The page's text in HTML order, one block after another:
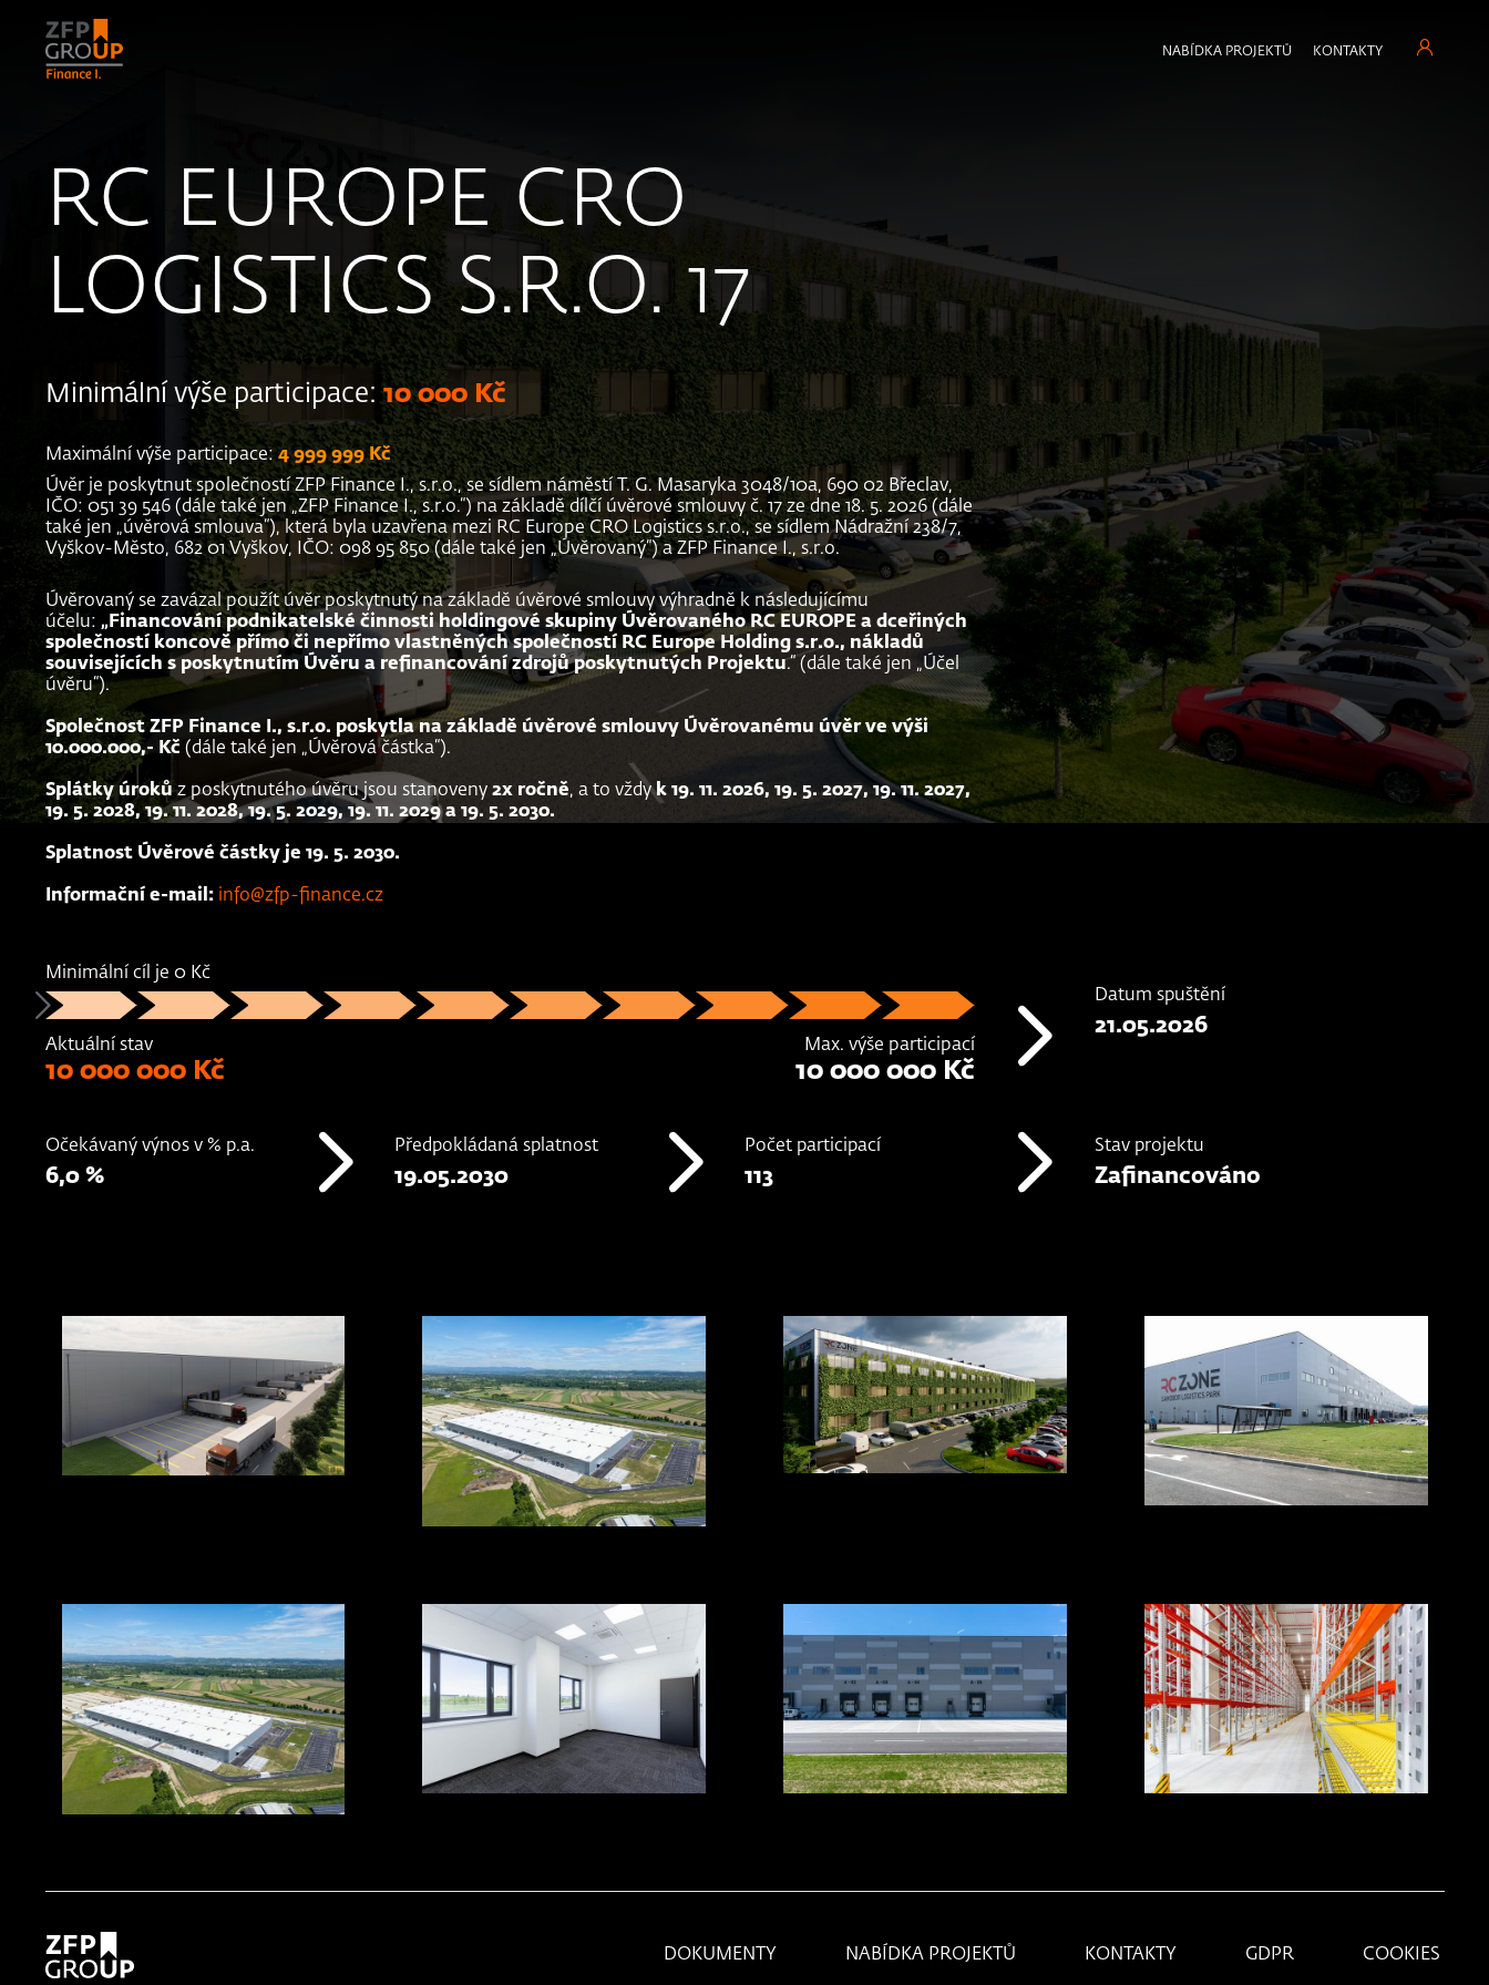
NABÍDKA PROJEKTŮ KONTAKTY
RC EUROPE CRO
LOGISTICS S.R.O. 17
Minimální výše participace:10 000 Kč
Maximální výše participace: 4 999 999 Kč
Úvěr je poskytnut společností ZFP Finance I., s.r.o., se sídlem náměstí T. G. Masaryka 3048/10a, 690 02 Břeclav,
IČO: 051 39 546 (dále také jen „ZFP Finance I., s.r.o.“) na základě dílčí úvěrové smlouvy č. 17 ze dne 18. 5. 2026 (dále
také jen „úvěrová smlouva“), která byla uzavřena mezi RC Europe CRO Logistics s.r.o., se sídlem Nádražní 238/7,
Vyškov-Město, 682 01 Vyškov, IČO: 098 95 850 (dále také jen „Úvěrovaný“) a ZFP Finance I., s.r.o.
Úvěrovaný se zavázal použít úvěr poskytnutý na základě úvěrové smlouvy výhradně k následujícímu
účelu: „Financování podnikatelské činnosti holdingové skupiny Úvěrovaného RC EUROPE a dceřiných
společností koncově přímo či nepřímo vlastněných společností RC Europe Holding s.r.o., nákladů
souvisejících s poskytnutím Úvěru a refinancování zdrojů poskytnutých Projektu.“ (dále také jen „Účel
úvěru“).
Společnost ZFP Finance I., s.r.o. poskytla na základě úvěrové smlouvy Úvěrovanému úvěr ve výši
10.000.000,- Kč (dále také jen „Úvěrová částka“).
Splátky úrokůz poskytnutého úvěru jsou stanoveny2x ročně, a to vždyk 19. 11. 2026, 19. 5. 2027, 19. 11. 2027,
19. 5. 2028, 19. 11. 2028, 19. 5. 2029, 19. 11. 2029 a 19. 5. 2030.
Splatnost Úvěrové částky je 19. 5. 2030.
Informační e-mail: info@zfp-finance.cz
Minimální cíl je 0 Kč
Aktuální stav
10 000 000 Kč
Max. výše participací
10 000 000 Kč
Datum spuštění
21.05.2026
Očekávaný výnos v % p.a.
6,0 %
Předpokládaná splatnost
19.05.2030
Počet participací
113
Stav projektu
Zafinancováno
DOKUMENTY NABÍDKA PROJEKTŮ KONTAKTY GDPR COOKIES